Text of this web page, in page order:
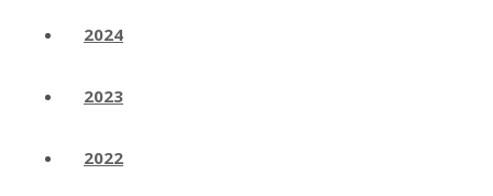
2024
2023
2022